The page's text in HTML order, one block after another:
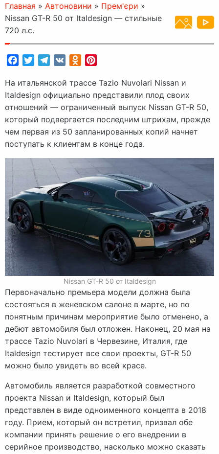
Главная » Автоновини » Прем'єри »
Nissan GT-R 50 от Italdesign — стильные
720 л.с.
FacebookTwitterTelegram
VK Odnoklassniki
На итальянской трассе Tazio Nuvolari Nissan и
Italdesign официально представили плод своих
отношений — ограниченный выпуск Nissan GT-R 50,
который подвергается последним штрихам, прежде
чем первая из 50 запланированных копий начнет
поступать к клиентам в конце года.
Nissan GT-R 50 от Italdesign
Первоначально премьера модели должна была
состояться в женевском салоне в марте, но по
понятным причинам мероприятие было отменено, а
дебют автомобиля был отложен. Наконец, 20 мая на
трассе Tazio Nuvolari в Червезине, Италия, где
Italdesign тестирует все свои проекты, GT-R 50
можно было увидеть во всей красе.
Автомобиль является разработкой совместного
проекта Nissan и Italdesign, который был
представлен в виде одноименного концепта в 2018
году. Прием, который он встретил, призвал обе
компании принять решение о его внедрении в
серийное производство, насколько можно сказать